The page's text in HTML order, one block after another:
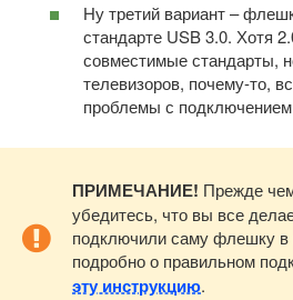
Ну третий вариант –
стандарте USB 3.0. Хотя
совместимые стандарты,
телевизоров, почему-то,
проблемы с подключением
ПРИМЕЧАНИЕ! Прежде
убедитесь, что вы все
подключили саму флешку
подробно о правильном
эту инструкцию.